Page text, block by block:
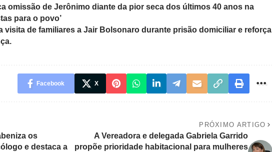
omissão de Jerônimo diante da pior seca dos últimos 40 anos na
para o povo’
visita de familiares a Jair Bolsonaro durante prisão domiciliar e reforça
Facebook X
os
e destaca a
PRÓXIMO ARTIGO
A Vereadora e delegada Gabriela Garrido
propõe prioridade habitacional para mulheres